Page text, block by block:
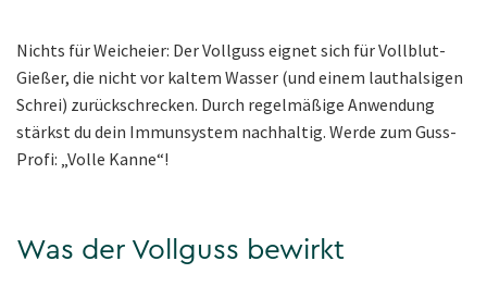
Nichts für Weicheier: Der Vollguss eignet sich für Vollblut-
Gießer, die nicht vor kaltem Wasser (und einem lauthalsigen
Schrei) zurückschrecken. Durch regelmäßige Anwendung
stärkst du dein Immunsystem nachhaltig. Werde zum Guss-
Profi: „Volle Kanne“!
Was der Vollguss bewirkt